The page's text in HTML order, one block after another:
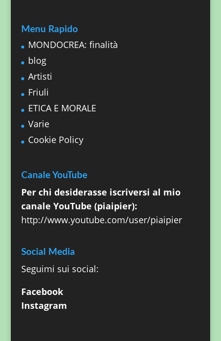
Menu Rapido
MONDOCREA: finalità
blog
Artisti
Friuli
ETICA E MORALE
Varie
Cookie Policy
Canale YouTube
Per chi desiderasse iscriversi al mio
canale YouTube (piaipier):
http://www.youtube.com/user/piaipier
Social Media
Seguimi sui social:
Facebook
Instagram